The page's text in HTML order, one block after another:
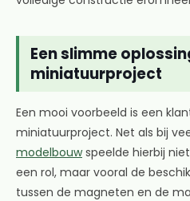
Een slimme
miniatuurproject
Een mooi voorbeeld is een
miniatuurproject. Net als bij
modelbouwspeelde hierbij
een rol, maar vooral de
tussen de magneten en de